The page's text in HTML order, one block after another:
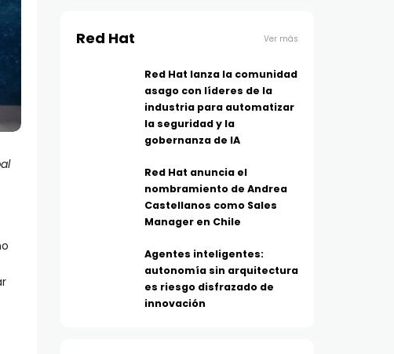
Red Hat Ver más
Red Hat lanza la comunidad
asago con líderes de la
industria para automatizar
la seguridad y la
gobernanza de IA
Red Hat anuncia el
nombramiento de Andrea
Castellanos como Sales
Manager en Chile
Agentes inteligentes:
autonomía sin arquitectura
es riesgo disfrazado de
innovación